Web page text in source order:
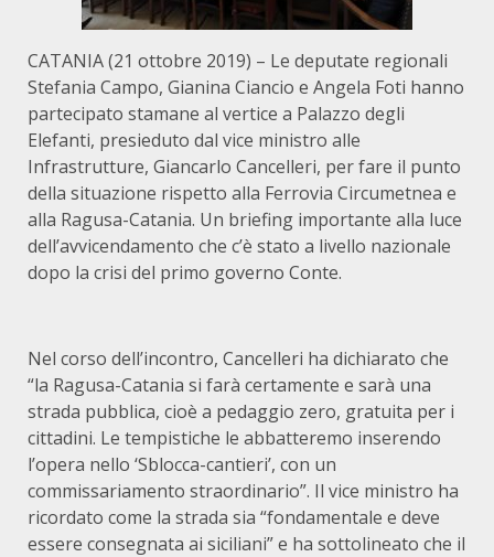
CATANIA (21 ottobre 2019) – Le deputate regionali
Stefania Campo, Gianina Ciancio e Angela Foti hanno
partecipato stamane al vertice a Palazzo degli
Elefanti, presieduto dal vice ministro alle
Infrastrutture, Giancarlo Cancelleri, per fare il punto
della situazione rispetto alla Ferrovia Circumetnea e
alla Ragusa-Catania. Un briefing importante alla luce
dell’avvicendamento che c’è stato a livello nazionale
dopo la crisi del primo governo Conte.
Nel corso dell’incontro, Cancelleri ha dichiarato che
“la Ragusa-Catania si farà certamente e sarà una
strada pubblica, cioè a pedaggio zero, gratuita per i
cittadini. Le tempistiche le abbatteremo inserendo
l’opera nello ‘Sblocca-cantieri’, con un
commissariamento straordinario”. Il vice ministro ha
ricordato come la strada sia “fondamentale e deve
essere consegnata ai siciliani” e ha sottolineato che il